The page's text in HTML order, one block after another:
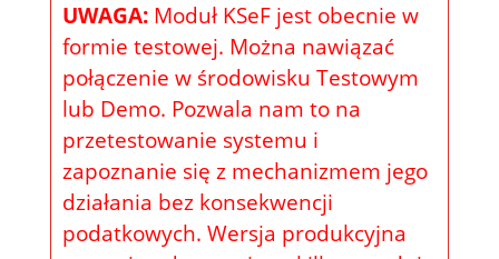
UWAGA:Moduł KSeF jest obecnie w
formie testowej. Można nawiązać
połączenie w środowisku Testowym
lub Demo. Pozwala nam to na
przetestowanie systemu i
zapoznanie się z mechanizmem jego
działania bez konsekwencji
podatkowych. Wersja produkcyjna